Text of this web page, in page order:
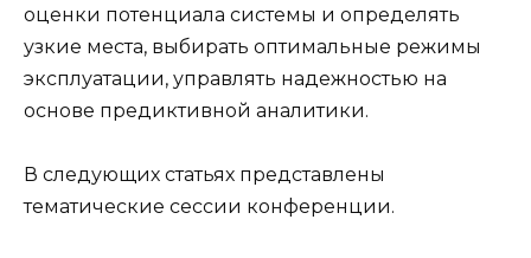
оценки потенциала системы и определять
узкие места, выбирать оптимальные режимы
эксплуатации, управлять надежностью на
основе предиктивной аналитики.
В следующих статьях представлены
тематические сессии конференции.